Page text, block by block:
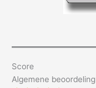
Score
Algemene beoordeling